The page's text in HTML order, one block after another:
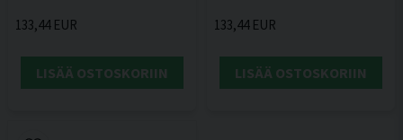
133,44 EUR
LISÄÄ OSTOSKORIIN
133,44 EUR
LISÄÄ OSTOSKORIIN